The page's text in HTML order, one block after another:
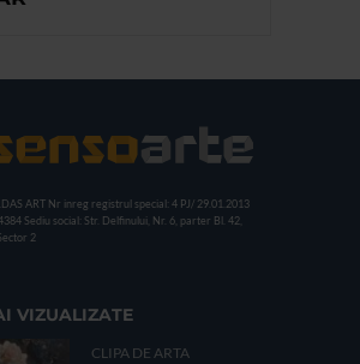
ART Nr inreg registrul special: 4 PJ/ 29.01.2013
Sediu social: Str. Delfinului, Nr. 6, parter Bl. 42,
2
VIZUALIZATE
CLIPA DE ARTA